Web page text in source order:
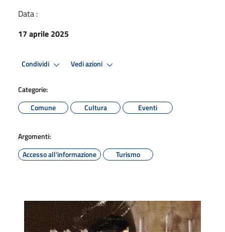
Data :
17 aprile 2025
Condividi Vedi azioni
Categorie:
Comune
Cultura Eventi
Argomenti:
Accesso all'informazione
Turismo